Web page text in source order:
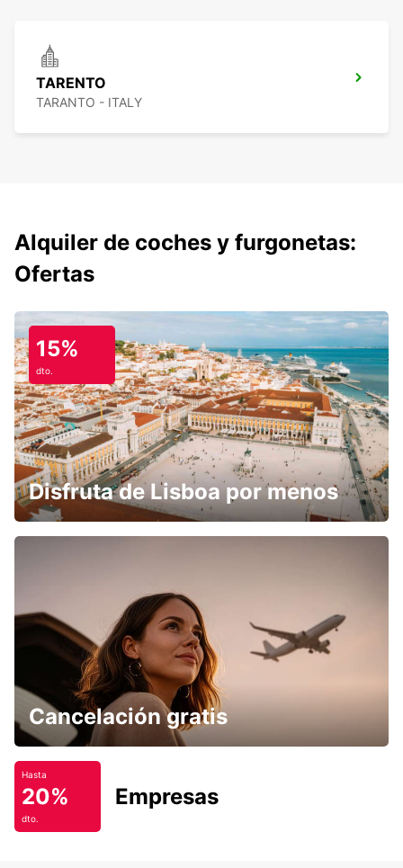
TARENTO
TARANTO - ITALY
Alquiler de coches y furgonetas:
Ofertas
15%
dto.
Disfruta de Lisboa por menos
Cancelación gratis
Hasta
20%
dto.
Empresas